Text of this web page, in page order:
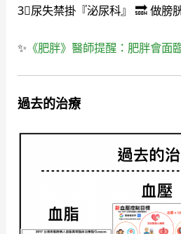
3⃣️尿失禁掛『泌尿科』 🔜 做膀
✨ 《肥胖》醫師提醒：肥胖會面
過去的治療